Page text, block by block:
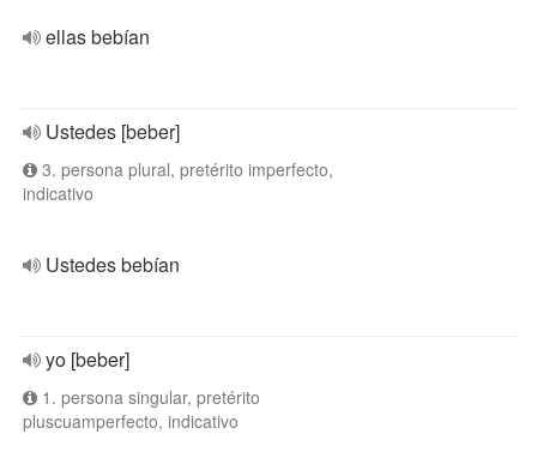
ellas bebían
Ustedes [beber]
3. persona plural, pretérito imperfecto,
indicativo
Ustedes bebían
yo [beber]
1. persona singular, pretérito
pluscuamperfecto, indicativo